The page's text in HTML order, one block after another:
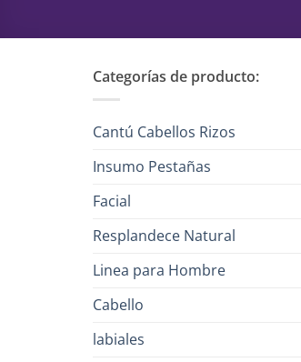
Categorías de producto:
Cantú Cabellos Rizos
Insumo Pestañas
Facial
Resplandece Natural
Linea para Hombre
Cabello
labiales